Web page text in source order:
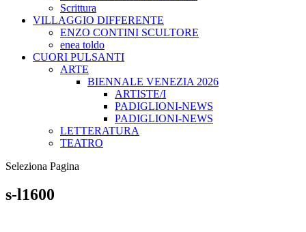
Scrittura
VILLAGGIO DIFFERENTE
ENZO CONTINI SCULTORE
enea toldo
CUORI PULSANTI
ARTE
BIENNALE VENEZIA 2026
ARTISTE/I
PADIGLIONI-NEWS
PADIGLIONI-NEWS
LETTERATURA
TEATRO
Seleziona Pagina
s-l1600